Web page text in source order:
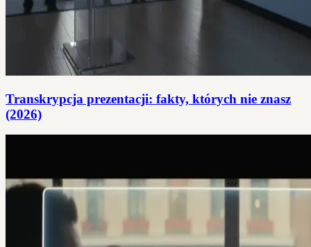
Transkrypcja prezentacji: fakty, których nie znasz
(2026)